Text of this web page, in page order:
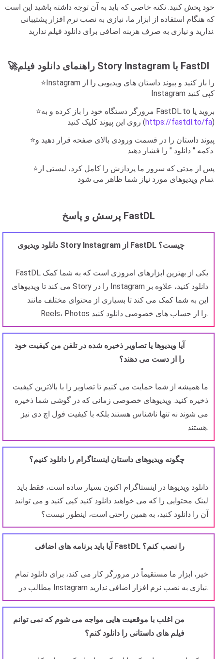
خود پخش کنید. نکته خاصی که باید به آن توجه داشته باشید این است
که هنگام استفاده از ابزار ما، نیازی به نصب نرم افزار پشتیبانی
ندارید و نیازی به صرف هزینه اضافی برای دانلود فیلم ندارید.
🚀راهنمای دانلود فیلم Story Instagram با FastDl
⭐Instagram را باز کنید و پیوند داستان های ویدیویی را از
Instagram کپی کنید
⭐مرورگر دستگاه خود را باز کرده و به FastDL.to بروید یا
روی این پیوند کلیک کنید (https://fastdl.to/fa)
⭐پیوند داستان را در قسمت ورودی بالای صفحه قرار دهید و
دکمه " دانلود " را فشار دهید.
⭐پس از مدتی که سرور ما پردازش را کامل کرد، لیستی از
تمام ویدیوهای مورد نیاز شما ظاهر می شود.
پرسش و پاسخ FastDL
دانلود ویدیوی Story Instagram از FastDL چیست؟
FastDL یکی از بهترین ابزارهای امروزی است که به شما کمک
می کند تا ویدیوهای Story را در Instagram دانلود کنید، علاوه بر
این به شما کمک می کند تا بسیاری از محتوای مختلف مانند
Reels، Photos را از حساب های خصوصی دانلود کنید.
آیا ویدیوها یا تصاویر ذخیره شده در تلفن من کیفیت خود
را از دست می دهند؟
ما همیشه از شما حمایت می کنیم تا تصاویر را با بالاترین کیفیت
ذخیره کنید. ویدیوهای خصوصی زمانی که در گوشی شما ذخیره
می شوند نه تنها ناشناس هستند بلکه با کیفیت فول اچ دی نیز
هستند.
چگونه ویدیوهای داستان اینستاگرام را دانلود کنیم؟
دانلود ویدیوها در اینستاگرام اکنون بسیار ساده است، فقط باید
لینک محتوایی را که می خواهید دانلود کنید کپی کنید و می توانید
آن را دانلود کنید، به همین راحتی است، اینطور نیست؟
آیا باید برنامه های اضافی FastDL را نصب کنم؟
خیر، ابزار ما مستقیماً در مرورگر کار می کند، برای دانلود تمام
مطالب در Instagram نیازی به نصب نرم افزار اضافی ندارید.
من اغلب با موقعیت هایی مواجه می شوم که نمی توانم
فیلم های داستانی را دانلود کنم؟